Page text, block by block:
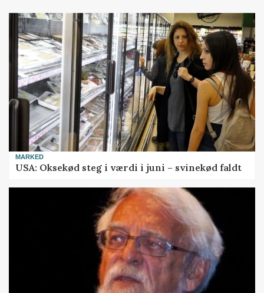
MARKED
USA: Oksekød steg i værdi i juni – svinekød faldt